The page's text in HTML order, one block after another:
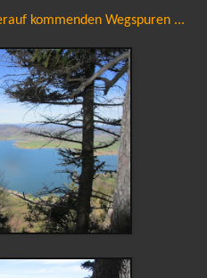
kommenden Wegspuren ...